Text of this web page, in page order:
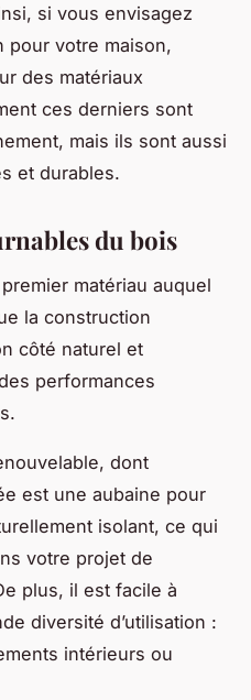
si vous envisagez
pour votre maison,
des matériaux
ces derniers sont
mais ils sont aussi
et durables.
du bois
matériau auquel
la construction
côté naturel et
performances
dont
est une aubaine pour
isolant, ce qui
votre projet de
plus, il est facile à
diversité d’utilisation :
intérieurs ou